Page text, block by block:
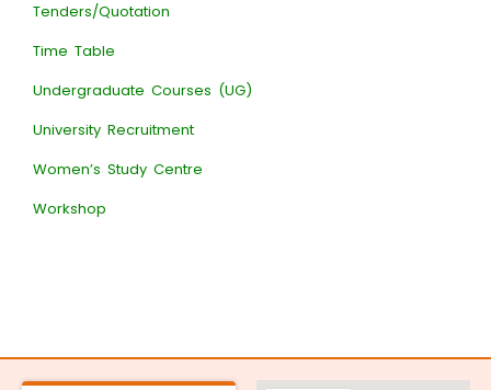
Tenders/Quotation
Time Table
Undergraduate Courses (UG)
University Recruitment
Women’s Study Centre
Workshop